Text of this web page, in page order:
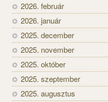
2026. február
2026. január
2025. december
2025. november
2025. október
2025. szeptember
2025. augusztus